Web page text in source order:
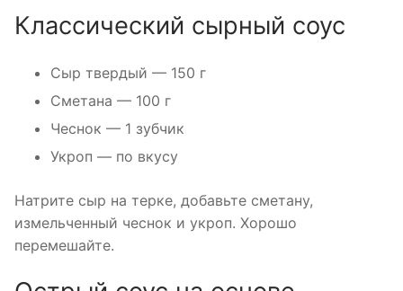
Классический сырный соус
Сыр твердый — 150 г
Сметана — 100 г
Чеснок — 1 зубчик
Укроп — по вкусу
Натрите сыр на терке, добавьте сметану,
измельченный чеснок и укроп. Хорошо
перемешайте.